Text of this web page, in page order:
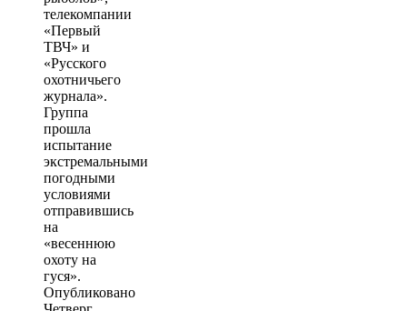
телекомпании
«Первый
ТВЧ» и
«Русского
охотничьего
журнала».
Группа
прошла
испытание
экстремальными
погодными
условиями
отправившись
на
«весеннюю
охоту на
гуся».
Опубликовано